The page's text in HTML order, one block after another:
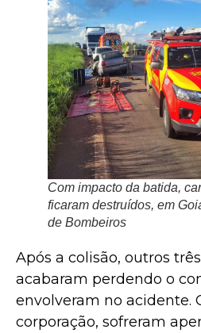
Com impacto da batida,
ficaram destruídos, em
de Bombeiros
Após a colisão, outros
acabaram perdendo o
envolveram no acidente.
corporação, sofreram